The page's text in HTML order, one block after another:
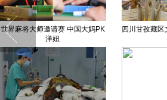
世界麻将大师邀请赛 中国大妈PK
洋妞
四川甘孜藏